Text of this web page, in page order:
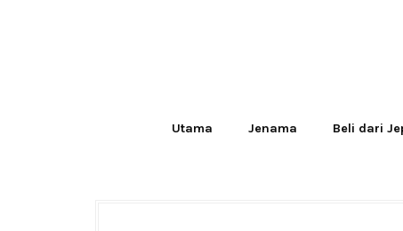
Utama Jenama Beli dari